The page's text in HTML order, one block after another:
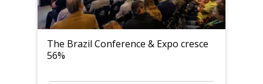
The Brazil Conference & Expo cresce
56%